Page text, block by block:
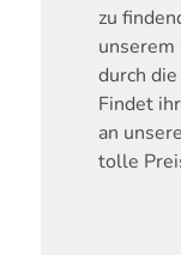
zu
unserem
durch
Findet
an
tolle